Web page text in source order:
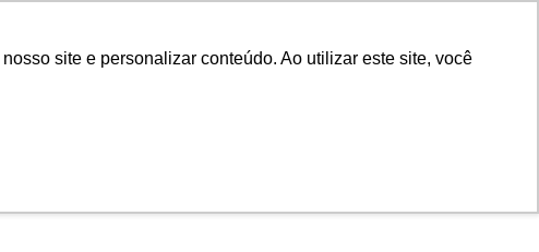
site e personalizar conteúdo. Ao utilizar este site, você
ENTRAR CADASTRO shopping_cart